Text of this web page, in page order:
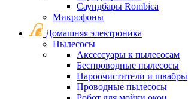
Саундбары Rombica
Микрофоны
Домашняя электроника
Пылесосы
Аксессуары к пылесосам
Беспроводные пылесосы
Пароочистители и швабры
Проводные пылесосы